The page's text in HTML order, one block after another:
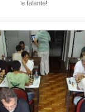
e falante!